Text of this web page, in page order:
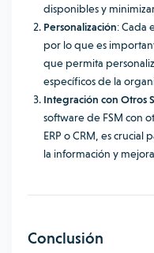
disponibles y
Personalización: Cada
por lo que es
que permita
específicos de la
Integración con Otros
software de FSM con
ERP o CRM, es
la información y
Conclusión